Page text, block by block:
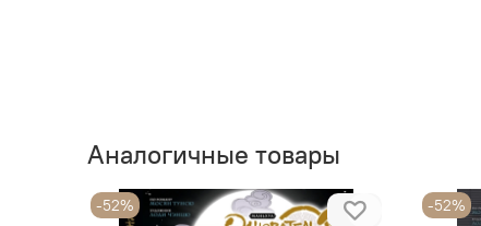
Аналогичные товары
-52% -52%